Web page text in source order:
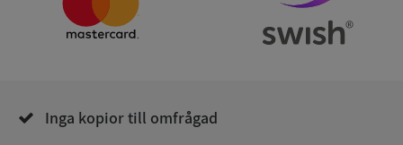
Inga kopior till omfrågad
ASP.NET_SessionId
Microsoft
de.syna.se